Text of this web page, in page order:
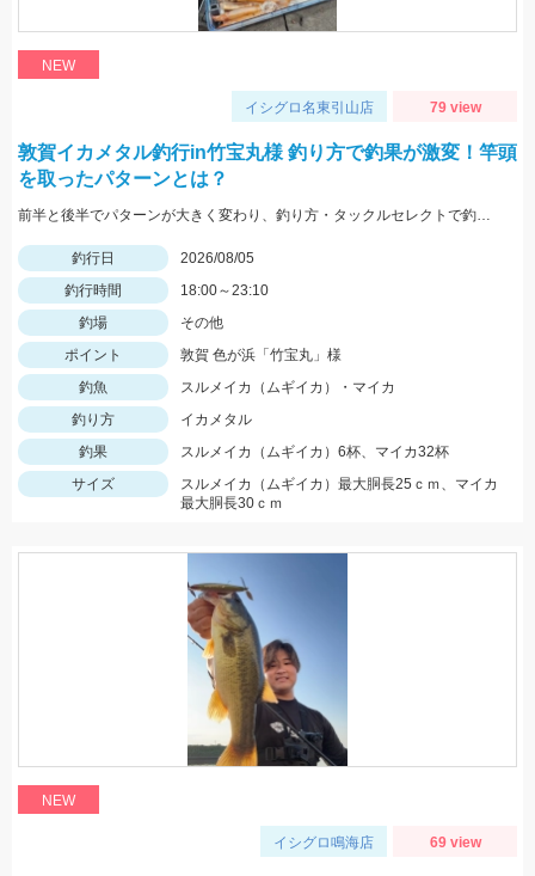
NEW
イシグロ名東引山店 79 view
敦賀イカメタル釣行in竹宝丸様 釣り方で釣果が激変！竿頭
を取ったパターンとは？
前半と後半でパターンが大きく変わり、釣り方・タックルセレクトで釣果に差が出た日でした。最近の傾向としてケイムラ系カラーは必須ですので必ず持って行ってください。
釣行日
2026/08/05
釣行時間
18:00～23:10
釣場
その他
ポイント
敦賀 色が浜「竹宝丸」様
釣魚
スルメイカ（ムギイカ）・マイカ
釣り方
イカメタル
釣果
スルメイカ（ムギイカ）6杯、マイカ32杯
サイズ
スルメイカ（ムギイカ）最大胴長25ｃｍ、マイカ
最大胴長30ｃｍ
NEW
イシグロ鳴海店 69 view